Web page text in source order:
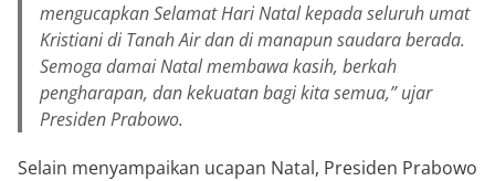
mengucapkan Selamat Hari Natal kepada seluruh umat
Kristiani di Tanah Air dan di manapun saudara berada.
Semoga damai Natal membawa kasih, berkah
pengharapan, dan kekuatan bagi kita semua,” ujar
Presiden Prabowo.
Selain menyampaikan ucapan Natal, Presiden Prabowo